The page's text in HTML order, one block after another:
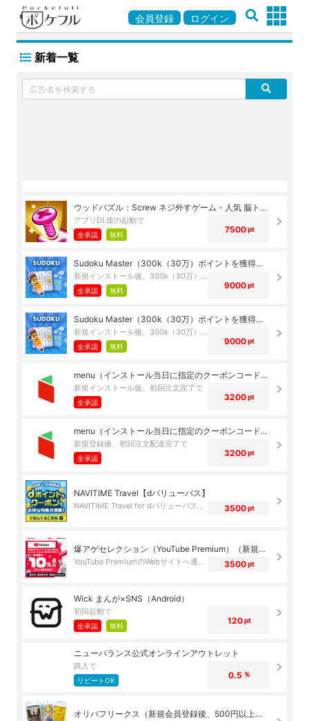
会員登録 ログイン
新着一覧
ウッドパズル：Screw ネジ外すゲーム - 人気 脳トレ（レベル850クリア）（iOS）
アプリDL後の起動で
全承認 無料
7500 pt
Sudoku Master（300k（30万）ポイントを獲得）（Android）
新規インストール後、300k（30万）ポイントを獲得で
全承認 無料
9000pt
Sudoku Master（300k（30万）ポイントを獲得）（iOS）
新規インストール後、300k（30万）ポイントを獲得で
全承認 無料
9000pt
menu（インストール当日に指定のクーポンコード経由で1，500円（税込）以上の初回注文完了）（iOS）
新規インストール後、初回注文完了で
全承認
3200pt
menu（インストール当日に指定のクーポンコード経由で1，500円（税込）以上の初回注文完了）（Android）
新規登録後、初回注文配達完了で
全承認
3200pt
NAVITIME Travel【dバリューパス】
NAVITIME Travel for dバリューパスサービスTOPへの遷移で 3500pt
爆アゲセレクション（YouTube Premium）（新規爆アゲセレクションでの申込完了後、YouTube PremiumのWebサイトへ遷移し利用登録完了）
YouTube PremiumのWebサイトへ遷移し利用登録完了で 3500pt
Wick まんが×SNS（Android）
初回起動で
全承認 無料
120pt
ニューバランス公式オンラインアウトレット
購入で
リピートOK
0.5 ％
オリパフリークス（新規会員登録後、500円以上ポイントチャージして商品購入完了）